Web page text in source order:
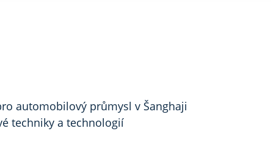
automobilový průmysl v Šanghaji
techniky a technologií